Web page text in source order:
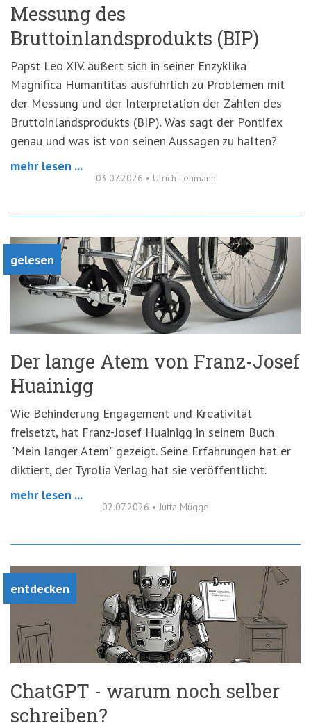
Messung des
Bruttoinlandsprodukts (BIP)
Papst Leo XIV. äußert sich in seiner Enzyklika
Magnifica Humantitas ausführlich zu Problemen mit
der Messung und der Interpretation der Zahlen des
Bruttoinlandsprodukts (BIP). Was sagt der Pontifex
genau und was ist von seinen Aussagen zu halten?
mehr lesen ...
03.07.2026 • Ulrich Lehmann
gelesen
Der lange Atem von Franz-Josef
Huainigg
Wie Behinderung Engagement und Kreativität
freisetzt, hat Franz-Josef Huainigg in seinem Buch
"Mein langer Atem" gezeigt. Seine Erfahrungen hat er
diktiert, der Tyrolia Verlag hat sie veröffentlicht.
mehr lesen ...
02.07.2026 • Jutta Mügge
entdecken
ChatGPT - warum noch selber
schreiben?